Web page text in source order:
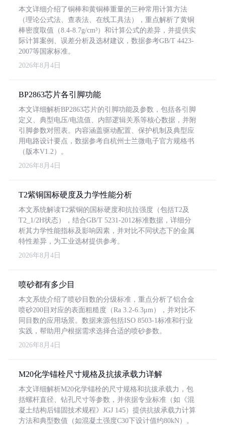
本文详细介绍了铜棒和黄铜棒重量的三种常用计算方法
（理论公式法、查表法、在线工具法），重点解析了黄铜
棒密度取值（8.4-8.7g/cm³）和计算公式的差异，并提供实
际计算案例、误差分析及选材建议，数据参考GB/T 4423-
2007等国家标准。
2026年8月4日
BP2863芯片各引脚功能
本文详细解析BP2863芯片的引脚功能及参数，包括各引脚
定义、典型电压/电流值、内部逻辑关系等核心数据，并附
引脚参数对照表。内容涵盖驱动配置、保护机制及典型应
用电路设计要点，数据参考自杭州士兰微电子官方规格书
（版本V1.2）。
2026年8月4日
T2紫铜国标硬度及力学性能分析
本文系统解读T2紫铜的国标硬度和抗拉强度（包括T2及
T2_1/2H状态），结合GB/T 5231-2012标准数据，详细分
析其力学性能指标及影响因素，并对比不同状态下的金属
特性差异，为工业选材提供参考。
2026年8月4日
喷砂都有多少目
本文系统介绍了喷砂目数的分级标准，重点分析了铝合金
喷砂200目对应的表面粗糙度（Ra 3.2-6.3μm），并对比不
同目数的应用场景。数据来源包括ISO 8503-1标准和行业
实践，帮助用户根据需求选择合适的喷砂参数。
2026年8月4日
M20化学锚栓尺寸规格及抗拔承载力详解
本文详细解析M20化学锚栓的尺寸规格和抗拔承载力，包
括螺杆直径、钻孔尺寸等参数，并依据专业标准（如《混
凝土结构后锚固技术规程》JGJ 145）提供抗拔承载力计算
方法和典型数值（如混凝土强度C30下设计值约80kN）。